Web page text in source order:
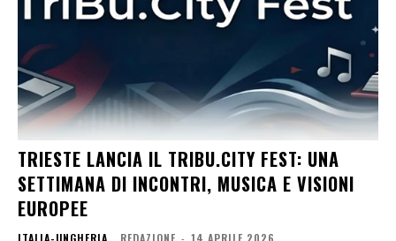
TRIESTE LANCIA IL TRIBU.CITY FEST: UNA
SETTIMANA DI INCONTRI, MUSICA E VISIONI
EUROPEE